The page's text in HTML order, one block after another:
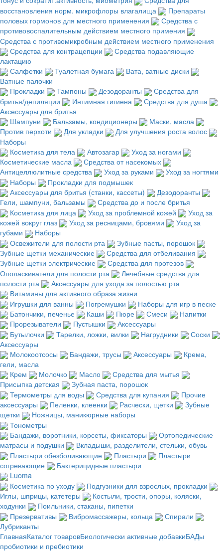
восстановления норм. микрофлоры влагалища
Препараты
половых гормонов для местного применения
Средства с
противовоспалительным действием местного примения
Средства с противомикробным действием местного применения
Средства для контрацепции
Средства подавляющие
лактацию
Салфетки
Туалетная бумага
Вата, ватные диски
Ватные палочки
Прокладки
Тампоны Дезодоранты
Средства для
бритья/депиляции
Интимная гигиена
Средства для душа
Аксессуары для бритья
Шампуни
Бальзамы, кондиционеры
Маски, масла
Против перхоти
Для укладки
Для улучшения роста волос
Наборы
Косметика для тела
Автозагар
Уход за ногами
Косметические масла
Средства от насекомых
Антицеллюлитные средства
Уход за руками
Уход за ногтями
Наборы
Прокладки для подмышек
Аксессуары для бритья (станки, кассеты)
Дезодоранты
Гели, шампуни, бальзамы
Средства до и после бритья
Косметика для лица
Уход за проблемной кожей
Уход за
кожей вокруг глаз
Уход за ресницами, бровями
Уход за
губами
Наборы
Освежители для полости рта
Зубные пасты, порошок
Зубные щетки механические
Средства для отбеливания
Зубные щетки электрические
Средства для протезов
Ополаскиватели для полости рта
Лечебные средства для
полости рта
Аксессуары для ухода за полостью рта
Витамины для активного образа жизни
Игрушки для ванны
Погремушки
Наборы для игр в песке
Батончики, печенье
Каши Пюре Смеси
Напитки
Прорезыватели
Пустышки
Аксессуары
Бутылочки
Тарелки, ложки, вилки Нагрудники
Соски
Аксессуары
Молокоотсосы
Бандажи, трусы Аксессуары
Крема,
гели, масла
Крем
Молочко Масло
Средства для мытья
Присыпка детская
Зубная паста, порошок
Термометры для воды
Средства для купания
Прочие
аксессуары
Пеленки, клеенки Расчески, щетки
Зубные
щетки
Ножницы, маникюрные наборы
Тонометры
Бандажи, воротники, корсеты, фиксаторы
Ортопедические
матрасы и подушки
Вкладыши, разделители, стельки, обувь
Пластыри обезболивающие
Пластыри
Пластыри
согревающие
Бактерицидные пластыри
Luoma
Косметика по уходу
Подгузники для взрослых, прокладки
Иглы, шприцы, катетеры
Костыли, трости, опоры, коляски,
ходунки
Поильники, стаканы, пипетки
Презервативы
Вибромассажеры, кольца
Спирали
Лубриканты
ГлавнаяКаталог товаровБиологически активные добавкиБАДы
пробиотики и пребиотики